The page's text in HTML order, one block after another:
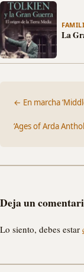
La
← En marcha
‘Ages of Arda
Deja un
Lo siento, debes estar